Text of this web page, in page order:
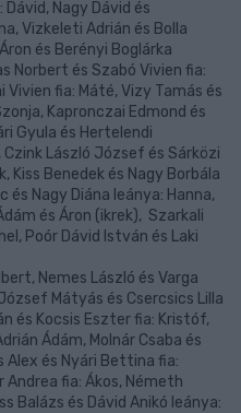
Nagy Dávid és
Vizkeleti Adrián és Bolla
és Berényi Boglárka
Norbert és Szabó Vivien fia:
Vivien fia: Máté, Vizy Tamás és
Kapronczai Edmond és
Gyula és Hertelendi
László József és Sárközi
Kiss Benedek és Nagy Borbála
és Nagy Diána leánya: Hanna,
és Áron (ikrek), Szarkali
Poór Dávid István és Laki
Nemes László és Varga
Mátyás és Csercsics Lilla
és Kocsis Eszter fia: Kristóf,
Ádám, Molnár Csaba és
Alex és Nyári Bettina fia:
Andrea fia: Ákos, Németh
Balázs és Dávid Anikó leánya: